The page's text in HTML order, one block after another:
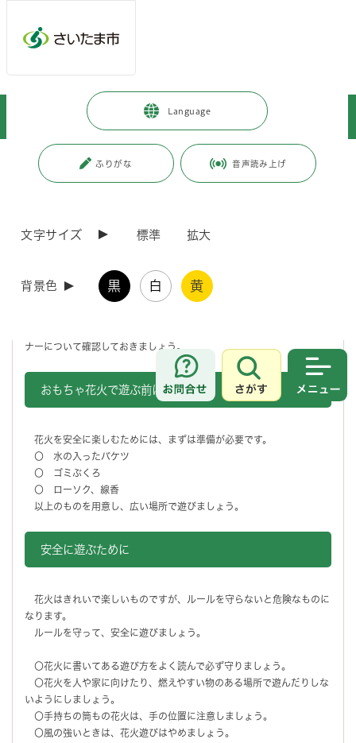
Language
ふりがな 音声読み上げ
文字サイズ 標準 拡大
背景色 黒 白 黄
お問合せ
さがす
暮らし・手続き > 安全・防災・消防
おもちゃ花火の遊び方を確認しましょう
更新日付：2026年6月1日 / ページ番号：C130748
夏の風物詩のおもちゃ花火ですが、毎年事故やトラブルが発生してい
ナーについて確認しておきましょう。
おもちゃ花火で遊ぶ前に
花火を安全に楽しむためには、まずは準備が必要です。
〇 水の入ったバケツ
〇 ゴミぶくろ
〇 ローソク、線香
以上のものを用意し、広い場所で遊びましょう。
安全に遊ぶために
花火はきれいで楽しいものですが、ルールを守らないと危険なものに
なります。
ルールを守って、安全に遊びましょう。
〇花火に書いてある遊び方をよく読んで必ず守りましょう。
〇花火を人や家に向けたり、燃えやすい物のある場所で遊んだりしな
いようにしましょう。
〇手持ちの筒もの花火は、手の位置に注意しましょう。
〇風の強いときは、花火遊びはやめましょう。